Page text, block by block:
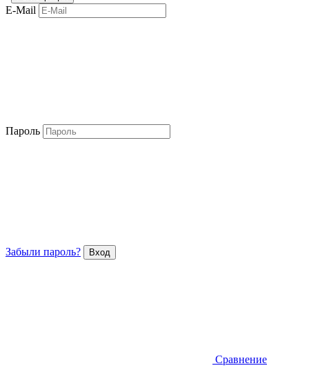
E-Mail
Пароль
Забыли пароль?
Сравнение